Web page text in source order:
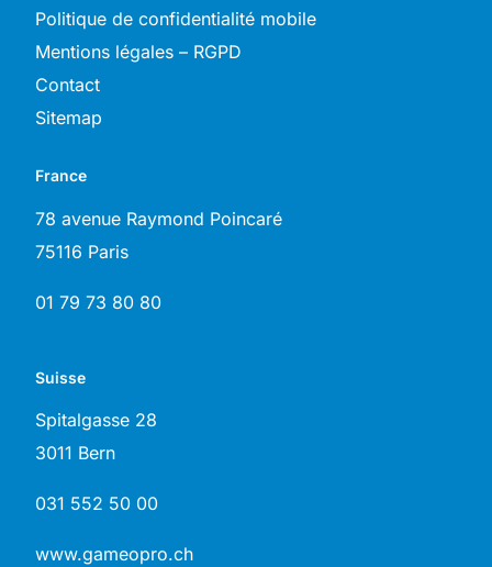
Politique de confidentialité mobile
Mentions légales – RGPD
Contact
Sitemap
France
78 avenue Raymond Poincaré
75116 Paris
01 79 73 80 80
Suisse
Spitalgasse 28
3011 Bern
031 552 50 00
www.gameopro.ch